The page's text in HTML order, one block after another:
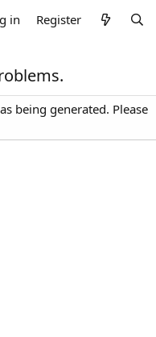
in Register
being generated. Please